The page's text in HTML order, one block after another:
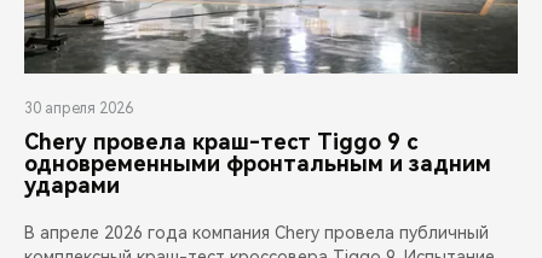
30 апреля 2026
Chery провела краш-тест Tiggo 9 с
одновременными фронтальным и задним
ударами
В апреле 2026 года компания Chery провела публичный